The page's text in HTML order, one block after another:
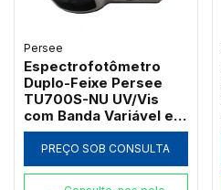
Persee
Espectrofotômetro
Duplo-Feixe Persee
TU700S-NU UV/Vis
com Banda Variável e
Software UVWin (190 a
1100nm)
PREÇO SOB CONSULTA